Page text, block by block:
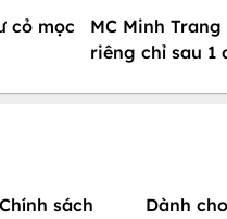
cỏ mọc
MC Minh
riêng chỉ sau 1
sách Dành